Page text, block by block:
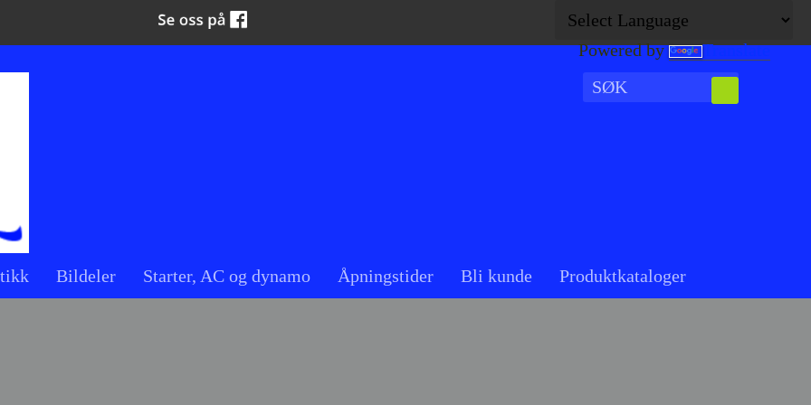
Bildeler Starter, AC og dynamo Åpningstider Bli kunde Produktkataloger
Powered by Translate